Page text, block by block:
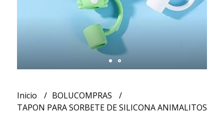
Inicio
BOLUCOMPRAS
TAPON PARA SORBETE DE SILICONA ANIMALITOS